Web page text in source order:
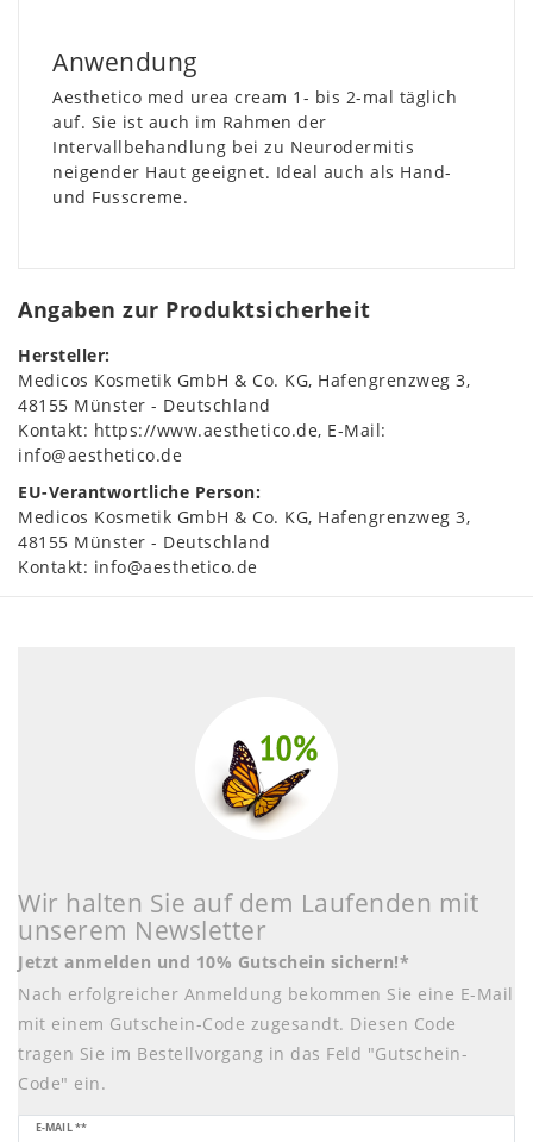
Anwendung
Aesthetico med urea cream 1- bis 2-mal täglich
auf. Sie ist auch im Rahmen der
Intervallbehandlung bei zu Neurodermitis
neigender Haut geeignet. Ideal auch als Hand-
und Fusscreme.
Angaben zur Produktsicherheit
Hersteller:
Medicos Kosmetik GmbH & Co. KG Hafengrenzweg 3
48155 Münster
Deutschland
Kontakt: https://www.aesthetico.de E-Mail:
info@aesthetico.de
EU-Verantwortliche Person:
Medicos Kosmetik GmbH & Co. KG Hafengrenzweg 3
48155 Münster
Deutschland
Kontakt: info@aesthetico.de
Wir halten Sie auf dem Laufenden mit
unserem Newsletter
Jetzt anmelden und 10% Gutschein sichern!*
Nach erfolgreicher Anmeldung bekommen Sie eine E-Mail
mit einem Gutschein-Code zugesandt. Diesen Code
tragen Sie im Bestellvorgang in das Feld "Gutschein-
Code" ein.
E-MAIL **
Newsletter